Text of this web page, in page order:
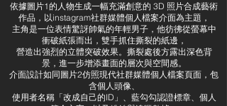
依據圖片1的人物生成一幅充滿創意的 3D 照片合成藝術
作品，以instagram社群媒體個人檔案介面為主題，
主角是一位表情驚訝帥氣的年輕男子，他彷彿從螢幕中
衝破紙張而出，雙手抓住撕裂的紙邊，
營造出強烈的立體突破效果。撕裂處後方露出深色背
景，進一步增添畫面的層次與空間感。
介面設計如同圖片2仿照現代社群媒體個人檔案頁面，包
含個人頭像、
使用者名稱「改成自己的ID」、藍勾勾認證標章、個人